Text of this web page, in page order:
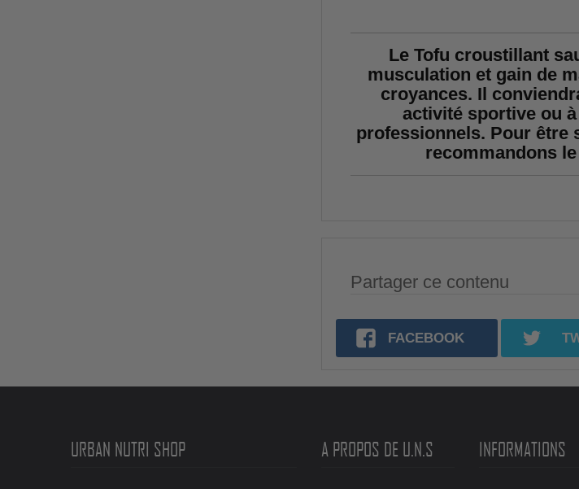
Le Tofu croustillant
musculation et gain de
croyances. Il
activité sportive ou
professionnels. Pour être
recommandons
Partager ce contenu
FACEBOOK
URBAN NUTRI SHOP A PROPOS DE U.N.S INFORMATIONS